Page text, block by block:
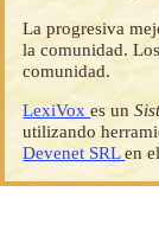
La progresiva
la comunidad.
comunidad.
LexiVoxes un
utilizando
Devenet SRLen